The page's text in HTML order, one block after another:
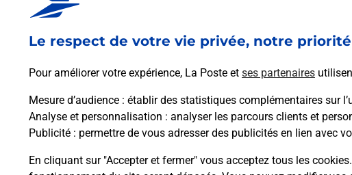
Le respect de votre vie privée, notre priorité
Pour améliorer votre expérience, La Poste et ses partenaires
Mesure d’audience : établir des statistiques complémentaires sur
Analyse et personnalisation : analyser les parcours clients et
Publicité : permettre de vous adresser des publicités en lien avec
En cliquant sur "Accepter et fermer" vous acceptez tous les
En savoir plus